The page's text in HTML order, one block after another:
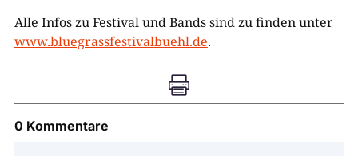
Alle Infos zu Festival und Bands sind zu finden unter
www.bluegrassfestivalbuehl.de.

0 Kommentare